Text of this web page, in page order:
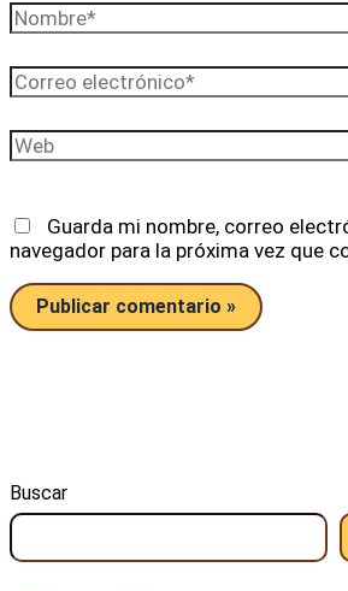
Nombre*
Correo
electrónico*
Web
Guarda mi nombre, correo
navegador para la próxima vez que
Buscar